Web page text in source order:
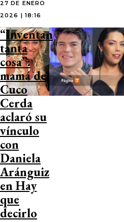
27 DE ENERO
2026 | 18:16
“Inventan
tanta
cosa”:
mamá de
Cuco
Cerda
aclaró su
vínculo
con
Daniela
Aránguiz
en Hay
que
decirlo